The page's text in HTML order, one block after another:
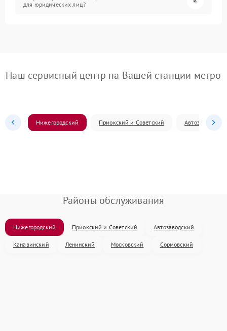
для юридических лиц?
Наш сервисный центр на Вашей станции метро
Нижегородский Приокский и Советский Автозаводский
Районы обслуживания
Нижегородский Приокский и Советский Автозаводский
Канавинский Ленинский Московский Сормовский